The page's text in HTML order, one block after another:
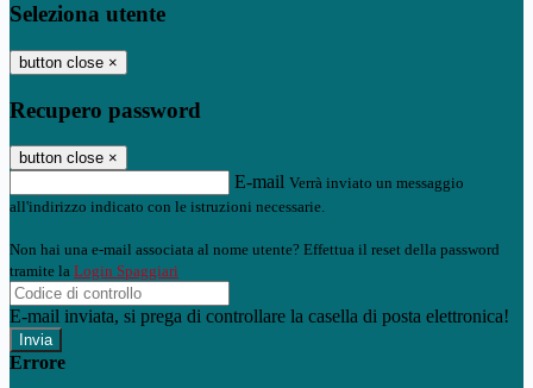
Seleziona utente
button close ×
Recupero password
button close ×
E-mail Verrà inviato un messaggio
all'indirizzo indicato con le istruzioni necessarie.
Non hai una e-mail associata al nome utente? Effettua il reset della password
tramite la Login Spaggiari
E-mail inviata, si prega di controllare la casella di posta elettronica!
Errore